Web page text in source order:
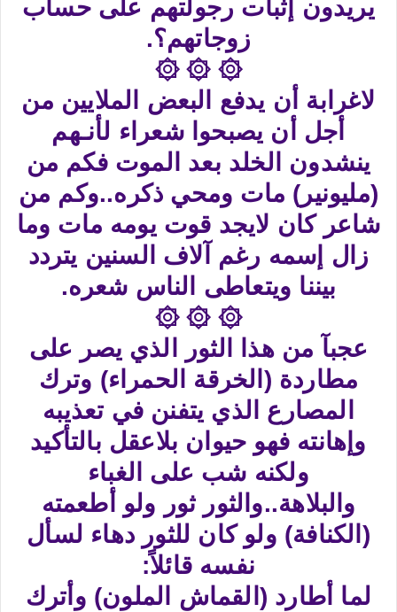
يريدون إثبات رجولتهم على حساب
زوجاتهم؟.
۞ ۞ ۞
لاغرابة أن يدفع البعض الملايين من
أجل أن يصبحوا شعراء لأنـهم
ينشدون الخلد بعد الموت فكم من
(مليونير) مات ومحي ذكره..وكم من
شاعر كان لايجد قوت يومه مات وما
زال إسمه رغم آلاف السنين يتردد
بيننا ويتعاطى الناس شعره.
۞ ۞ ۞
عجبآ من هذا الثور الذي يصر على
مطاردة (الخرقة الحمراء) وترك
المصارع الذي يتفنن في تعذيبه
وإهانته فهو حيوان بلاعقل بالتأكيد
ولكنه شب على الغباء
والبلاهة..والثور ثور ولو أطعمته
(الكنافة) ولو كان للثور دهاء لسأل
نفسه قائلاً:
لما أطارد (القماش الملون) وأترك